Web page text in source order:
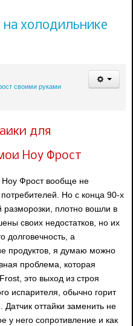
на холодильнике
своими руками
для
Ноу Фрост
Ноу Фрост вообще не
Но с конца 90-х
разморозки, плотно вошли в
своих недостатков, но их
долговечность, а
продуктов, я думаю можно
проблема, которая
это выход из строя
испарителя, обычно горит
Датчик оттайки заменить не
у него сопротивление и как